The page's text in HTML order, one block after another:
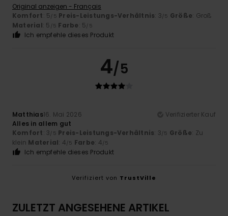
Original anzeigen - Français
Komfort: 5/5 Preis-Leistungs-Verhältnis: 3/5 Größe: Groß
Material: 5 /5 Farbe: 5/5
Ich empfehle dieses Produkt
4/5
Matthias16. Mai 2026
Verifizierter Kauf
Alles in allem gut
Komfort: 3/5 Preis-Leistungs-Verhältnis: 3/5 Größe: Zu
klein Material: 4/5 Farbe: 4/5
Ich empfehle dieses Produkt
Verifiziert von TrustVille
ZULETZT ANGESEHENE ARTIKEL